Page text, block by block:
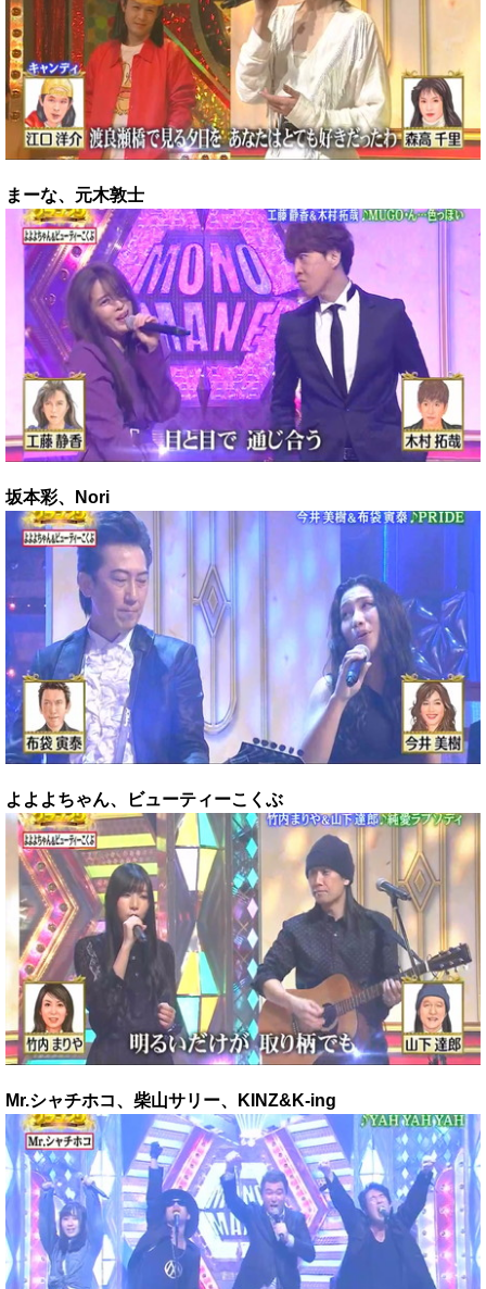
まーな、元木敦士
坂本彩、Nori
よよよちゃん、ビューティーこくぶ
Mr.シャチホコ、柴山サリー、KINZ&K-ing